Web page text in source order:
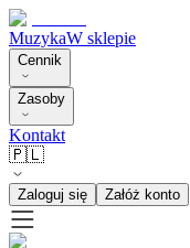
MuzykaW sklepie
Cennik
Zasoby
Kontakt
🇵🇱
Zaloguj się Załóż konto